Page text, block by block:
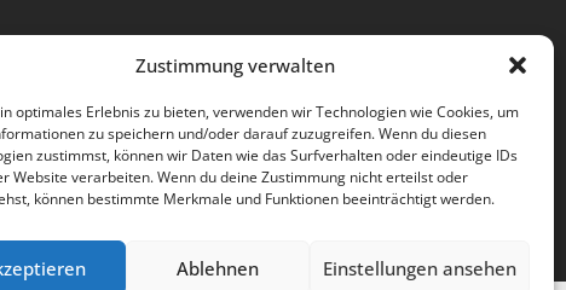
Zustimmung verwalten
optimales Erlebnis zu bieten, verwenden wir Technologien wie Cookies, um
zu speichern und/oder darauf zuzugreifen. Wenn du diesen
zustimmst, können wir Daten wie das Surfverhalten oder eindeutige IDs
Website verarbeiten. Wenn du deine Zustimmung nicht erteilst oder
können bestimmte Merkmale und Funktionen beeinträchtigt werden.
Ablehnen Einstellungen ansehen
Meldeamt,